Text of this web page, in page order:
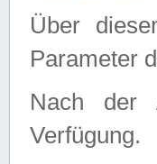
Über
Parameter
Nach der
Verfügung.